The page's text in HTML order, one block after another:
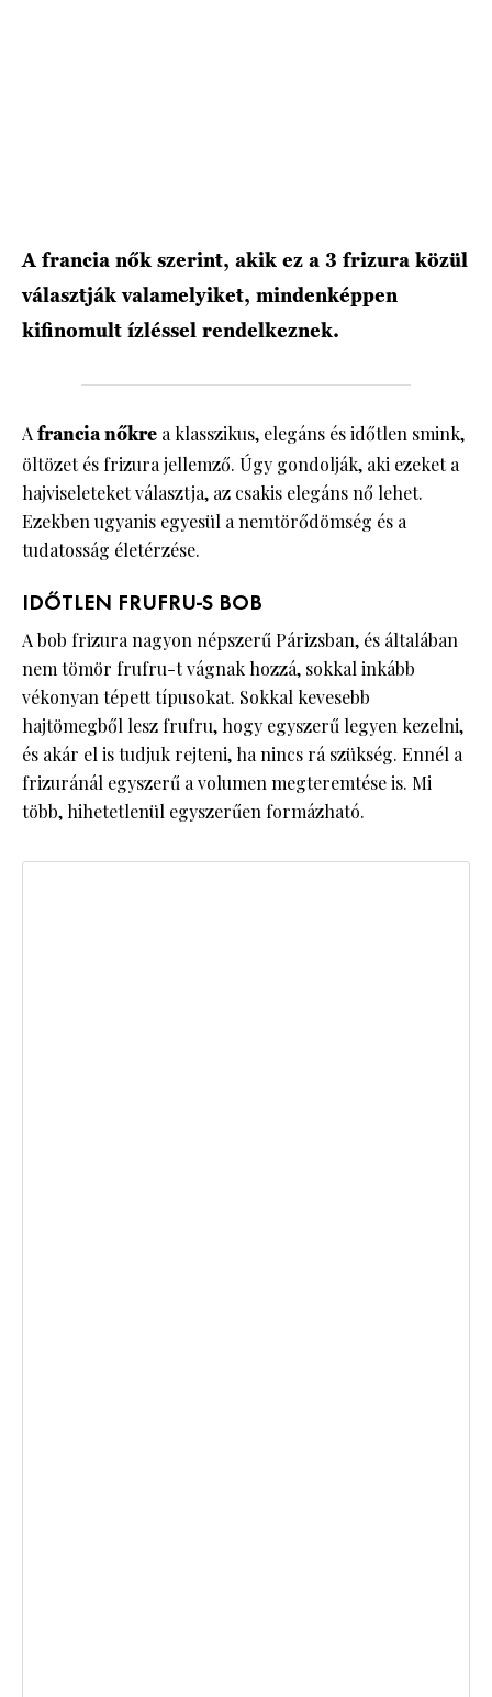
A francia nők szerint, akik ez a 3 frizura közül
választják valamelyiket, mindenképpen
kifinomult ízléssel rendelkeznek.
Afrancianőkre a klasszikus, elegáns és időtlen smink,
öltözet és frizura jellemző. Úgy gondolják, aki ezeket a
hajviseleteket választja, az csakis elegáns nő lehet.
Ezekben ugyanis egyesül a nemtörődömség és a
tudatosság életérzése.
IDŐTLEN FRUFRU-S BOB
A bob frizura nagyon népszerű Párizsban, és általában
nem tömör frufru-t vágnak hozzá, sokkal inkább
vékonyan tépett típusokat. Sokkal kevesebb
hajtömegből lesz frufru, hogy egyszerű legyen kezelni,
és akár el is tudjuk rejteni, ha nincs rá szükség. Ennél a
frizuránál egyszerű a volumen megteremtése is. Mi
több, hihetetlenül egyszerűen formázható.